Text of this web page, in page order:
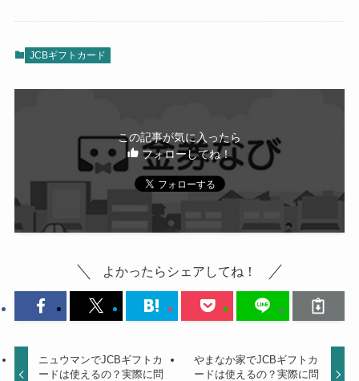
JCBギフトカード
この記事が気に入ったら
フォローしてね！
よかったらシェアしてね！
ニュウマンでJCBギフトカ
ードは使えるの？実際に問
やまなか家でJCBギフトカ
ードは使えるの？実際に問